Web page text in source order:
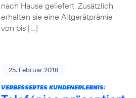
nach Hause geliefert. Zusätzlich
erhalten sie eine Altgerätprämie
von bis […]
25. Februar 2018
VERBESSERTES KUNDENERLEBNIS: